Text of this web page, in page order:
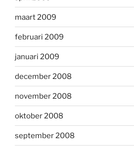
maart 2009
februari 2009
januari 2009
december 2008
november 2008
oktober 2008
september 2008